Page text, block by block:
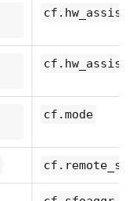
cf.mode